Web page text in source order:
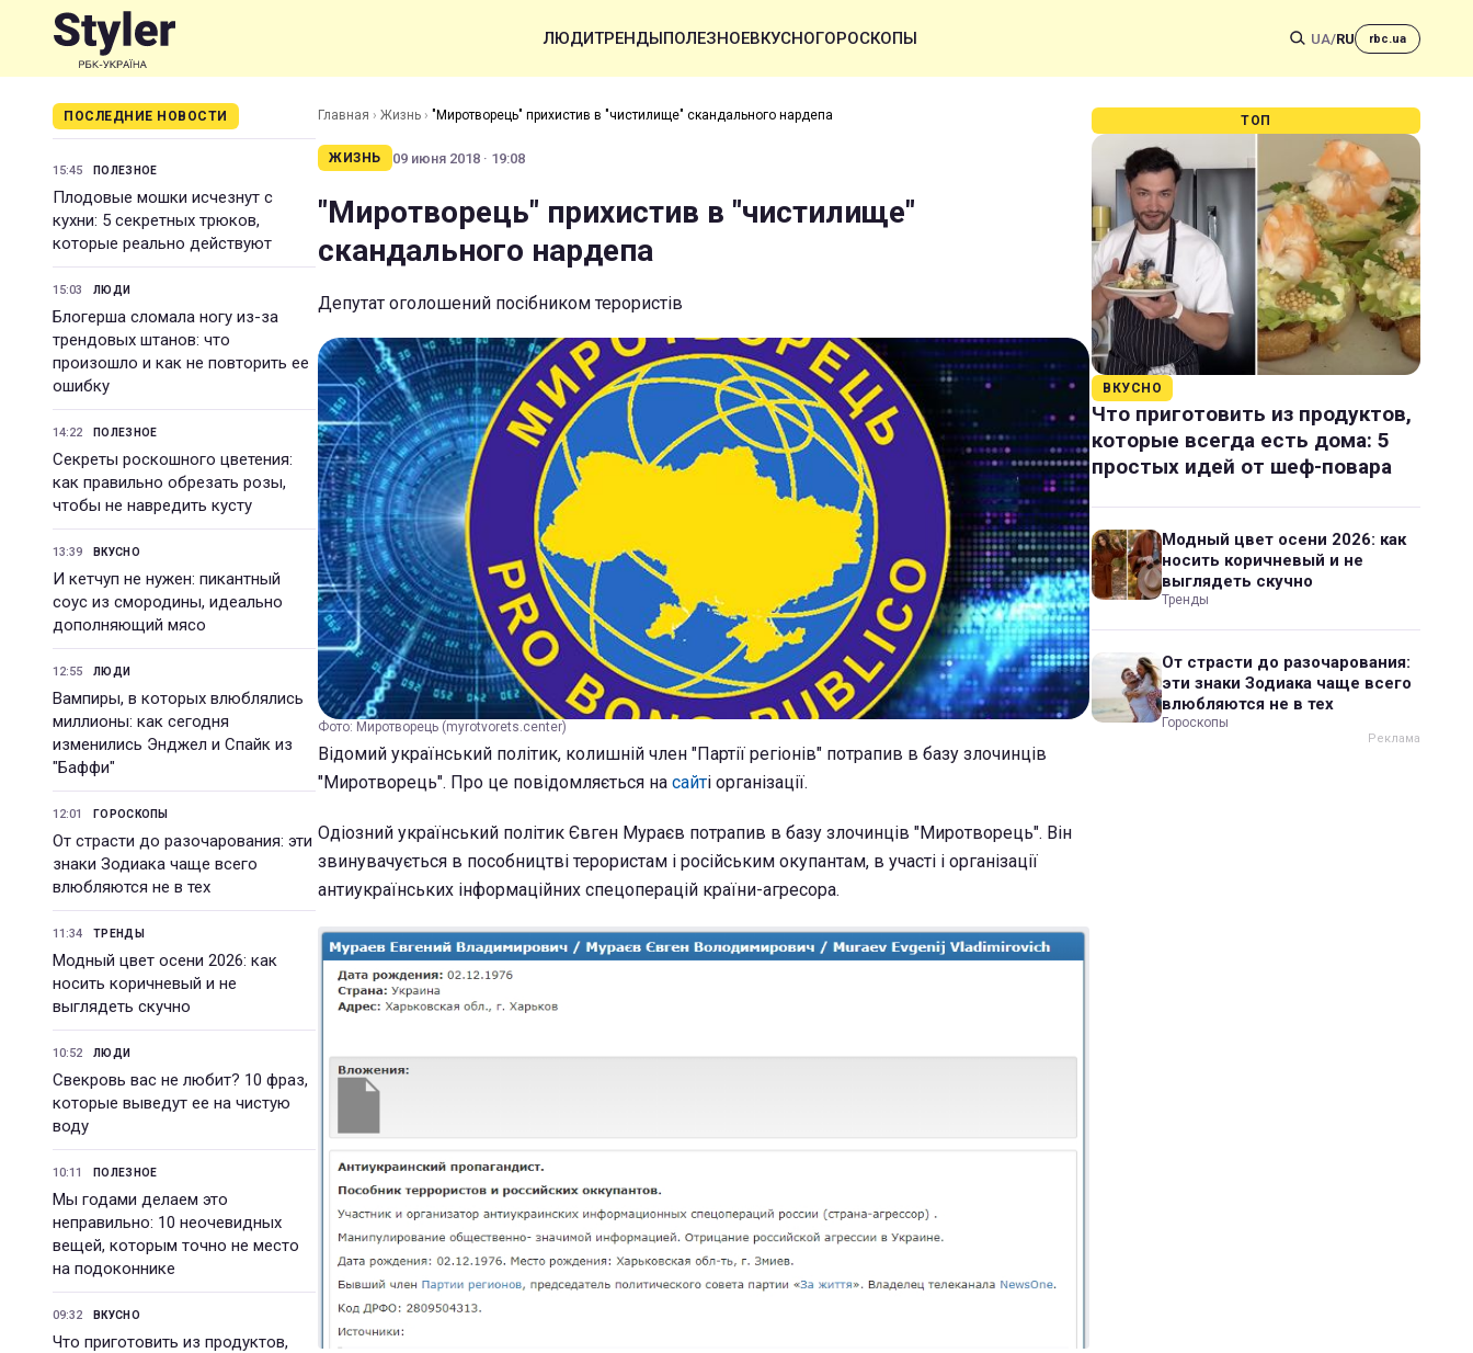
ЛЮДИТРЕНДЫПОЛЕЗНОЕВКУСНОГОРОСКОПЫ UA/RU rbc.ua
ПОСЛЕДНИЕ НОВОСТИ
15:45 ПОЛЕЗНОЕ
Плодовые мошки исчезнут с
кухни: 5 секретных трюков,
которые реально действуют
15:03 ЛЮДИ
Блогерша сломала ногу из-за
трендовых штанов: что
произошло и как не повторить ее
ошибку
14:22 ПОЛЕЗНОЕ
Секреты роскошного цветения:
как правильно обрезать розы,
чтобы не навредить кусту
13:39 ВКУСНО
И кетчуп не нужен: пикантный
соус из смородины, идеально
дополняющий мясо
12:55 ЛЮДИ
Вампиры, в которых влюблялись
миллионы: как сегодня
изменились Энджел и Спайк из
"Баффи"
12:01 ГОРОСКОПЫ
От страсти до разочарования: эти
знаки Зодиака чаще всего
влюбляются не в тех
11:34 ТРЕНДЫ
Модный цвет осени 2026: как
носить коричневый и не
выглядеть скучно
10:52 ЛЮДИ
Свекровь вас не любит? 10 фраз,
которые выведут ее на чистую
воду
10:11 ПОЛЕЗНОЕ
Мы годами делаем это
неправильно: 10 неочевидных
вещей, которым точно не место
на подоконнике
09:32 ВКУСНО
Что приготовить из продуктов,
Главная › Жизнь › "Миротворець" прихистив в "чистилище" скандального нардепа
ЖИЗНЬ 09 июня 2018 · 19:08
"Миротворець" прихистив в "чистилище"
скандального нардепа
Депутат оголошений посібником терористів
Фото: Миротворець (myrotvorets.center)
Відомий український політик, колишній член "Партії регіонів" потрапив в базу злочинців
"Миротворець". Про це повідомляється на сайті організації.
Одіозний український політик Євген Мураєв потрапив в базу злочинців "Миротворець". Він
звинувачується в пособництві терористам і російським окупантам, в участі і організації
антиукраїнських інформаційних спецоперацій країни-агресора.
ТОП
ВКУСНО
Что приготовить из продуктов,
которые всегда есть дома: 5
простых идей от шеф-повара
Модный цвет осени 2026: как
носить коричневый и не
выглядеть скучно
Тренды
От страсти до разочарования:
эти знаки Зодиака чаще всего
влюбляются не в тех
Гороскопы